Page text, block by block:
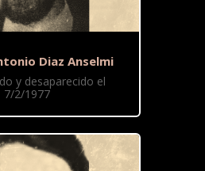
Diaz Anselmi
y desaparecido el
7/2/1977